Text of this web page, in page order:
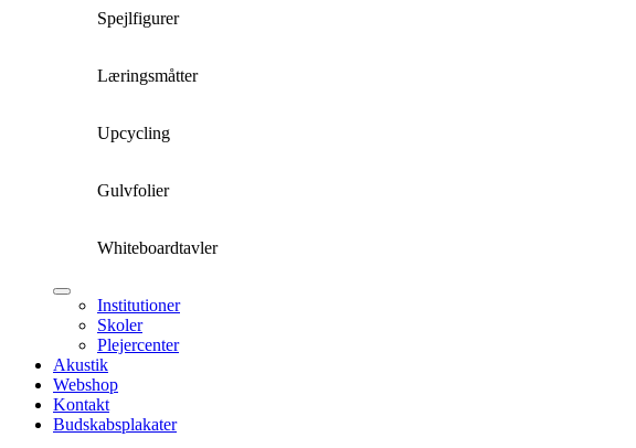
Spejlfigurer
Læringsmåtter
Upcycling
Gulvfolier
Whiteboardtavler
Institutioner
Skoler
Plejercenter
Akustik
Webshop
Kontakt
Budskabsplakater